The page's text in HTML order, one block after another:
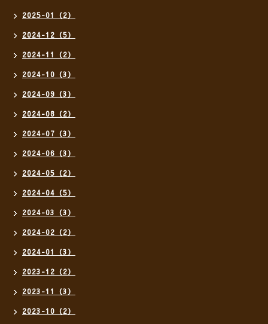
2025-01（2）
2024-12（5）
2024-11（2）
2024-10（3）
2024-09（3）
2024-08（2）
2024-07（3）
2024-06（3）
2024-05（2）
2024-04（5）
2024-03（3）
2024-02（2）
2024-01（3）
2023-12（2）
2023-11（3）
2023-10（2）